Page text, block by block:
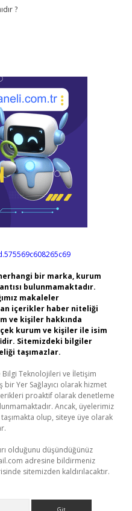
?
bir marka, kurum
bulunmamaktadır.
makaleler
içerikler haber niteliği
ve kişiler hakkında
kurum ve kişiler ile isim
Sitemizdeki bilgiler
taşımazlar.
Bilgi Teknolojileri ve İletişim
bir Yer Sağlayıcı olarak hizmet
proaktif olarak denetleme
Ancak, üyelerimiz
olup, siteye üye olarak
olduğunu düşündüğünüz
adresine bildirmeniz
sitemizden kaldırılacaktır.